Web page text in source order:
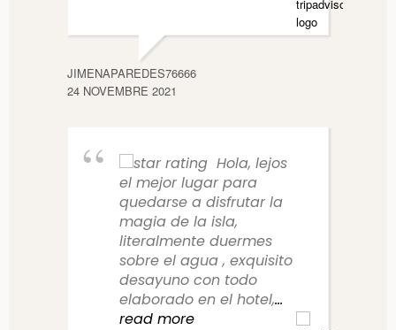
JIMENAPAREDES76666
24 NOVEMBRE 2021
Hola, lejos
el mejor lugar para
quedarse a disfrutar la
magia de la isla,
literalmente duermes
sobre el agua , exquisito
desayuno con todo
elaborado en el hotel,...
read more